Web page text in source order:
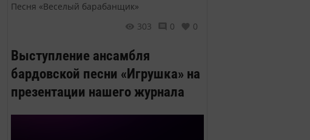
Песня «Веселый барабанщик»
303
0 0
Выступление ансамбля
бардовской песни «Игрушка» на
презентации нашего журнала